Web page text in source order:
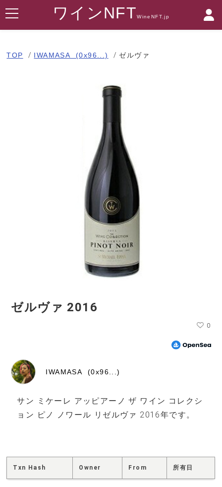
ワインNFTWineNFT.jp
TOP IWAMASA (0x96...) ゼルヴァ
ゼルヴァ 2016
0
IWAMASA (0x96...)
サン ミケーレ アッピアーノ ザ ワイン コレクシ
ョン ピノ ノワール リゼルヴァ 2016年です。
Txn Hash Owner From 所有日